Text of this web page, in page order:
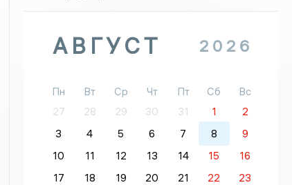
АВГУСТ 2026
Пн Вт Ср Чт Пт Сб
Вс
27
28 29 30 31 1
2
3
4 5 6 7 8
9
10
11 12 13 14 15
16
17
18 19 20 21 22
23